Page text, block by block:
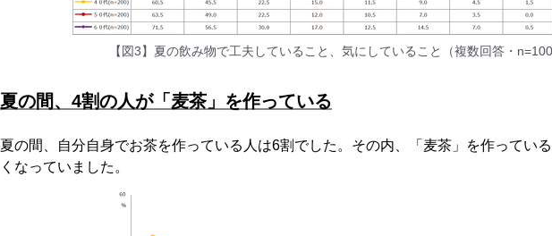
【図3】夏の飲み物で工夫していること、気にしていること（複数回答・
夏の間、4割の人が「麦茶」を作っている
夏の間、自分自身でお茶を作っている人は6割でした。その内、「麦茶」を作ってい
くなっていました。